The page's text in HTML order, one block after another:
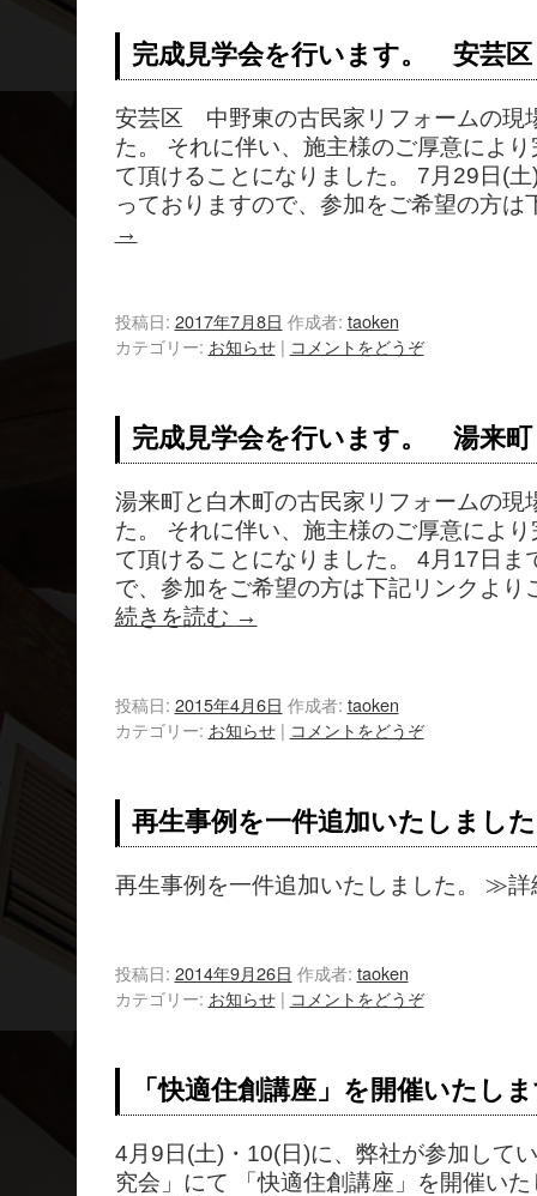
完成見学会を行います。 安芸
安芸区 中野東の古民家リフォームの現
た。 それに伴い、施主様のご厚意によ
て頂けることになりました。 7月29日(
っておりますので、参加をご希望の方
→
投稿日: 2017年7月8日 作成者: taoken
カテゴリー: お知らせ | コメントをどうぞ
完成見学会を行います。 湯来町
湯来町と白木町の古民家リフォームの現
た。 それに伴い、施主様のご厚意によ
て頂けることになりました。 4月17日ま
で、参加をご希望の方は下記リンクよ
続きを読む →
投稿日: 2015年4月6日 作成者: taoken
カテゴリー: お知らせ | コメントをどうぞ
再生事例を一件追加いたしまし
再生事例を一件追加いたしました。 ≫詳
投稿日: 2014年9月26日 作成者: taoken
カテゴリー: お知らせ | コメントをどうぞ
「快適住創講座」を開催いたし
4月9日(土)・10(日)に、弊社が参加して
究会」にて 「快適住創講座」を開催い